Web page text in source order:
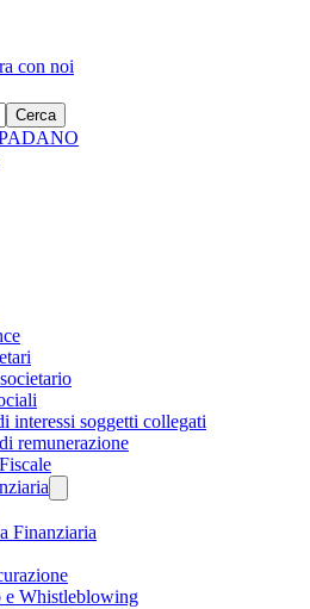
con noi
Cerca
interessi soggetti collegati
remunerazione
Finanziaria
e Whistleblowing